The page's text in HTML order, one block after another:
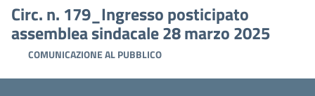
Circ. n. 179_Ingresso posticipato
assemblea sindacale 28 marzo 2025
COMUNICAZIONE AL PUBBLICO